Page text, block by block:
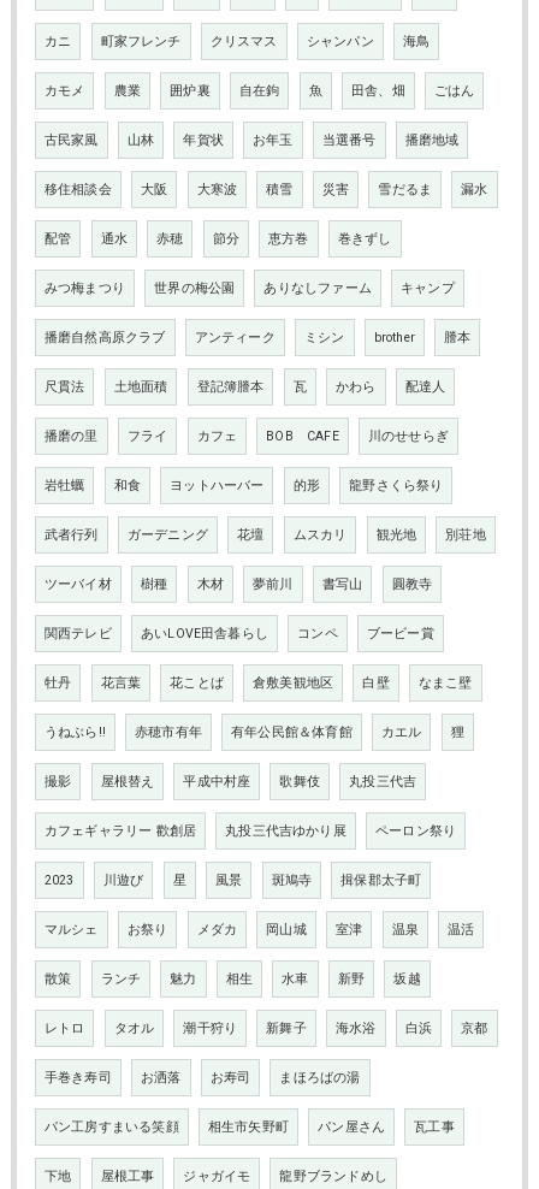
カニ 町家フレンチ クリスマス シャンパン 海鳥
カモメ 農業 囲炉裏 自在鉤 魚 田舎、畑 ごはん
古民家風 山林 年賀状 お年玉 当選番号 播磨地域
移住相談会 大阪 大寒波 積雪 災害 雪だるま 漏水
配管 通水 赤穂 節分 恵方巻 巻きずし
みつ梅まつり 世界の梅公園 ありなしファーム キャンプ
播磨自然高原クラブ アンティーク ミシン brother 謄本
尺貫法 土地面積 登記簿謄本 瓦 かわら 配達人
播磨の里 フライ カフェ BOB CAFE 川のせせらぎ
岩牡蠣 和食 ヨットハーバー 的形 龍野さくら祭り
武者行列 ガーデニング 花壇 ムスカリ 観光地 別荘地
ツーバイ材 樹種 木材 夢前川 書写山 圓教寺
関西テレビ あいLOVE田舎暮らし コンペ ブービー賞
牡丹 花言葉 花ことば 倉敷美観地区 白壁 なまこ壁
うねぶら‼ 赤穂市有年 有年公民館＆体育館 カエル 狸
撮影 屋根替え 平成中村座 歌舞伎 丸投三代吉
カフェギャラリー 歡創居 丸投三代吉ゆかり展 ペーロン祭り
2023 川遊び 星 風景 斑鳩寺 揖保郡太子町
マルシェ お祭り メダカ 岡山城 室津 温泉 温活
散策 ランチ 魅力 相生 水車 新野 坂越
レトロ タオル 潮干狩り 新舞子 海水浴 白浜 京都
手巻き寿司 お洒落 お寿司 まほろばの湯
パン工房すまいる笑顔 相生市矢野町 パン屋さん 瓦工事
下地 屋根工事 ジャガイモ 龍野ブランドめし